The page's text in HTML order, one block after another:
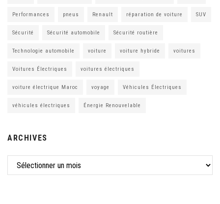
Performances pneus Renault réparation de voiture SUV
Sécurité Sécurité automobile Sécurité routière
Technologie automobile voiture voiture hybride voitures
Voitures Électriques voitures électriques
voiture électrique Maroc voyage Véhicules Électriques
véhicules électriques Énergie Renouvelable
ARCHIVES